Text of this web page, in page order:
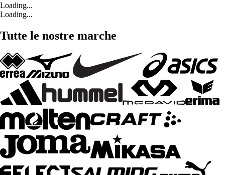
Loading...
Loading...
Tutte le nostre marche